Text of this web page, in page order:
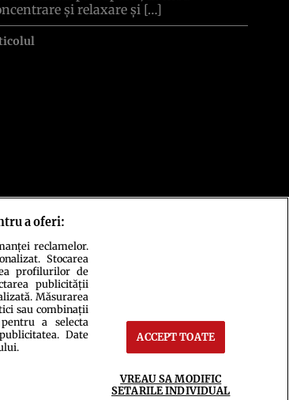
și relaxare și […]
a oferi:
reclamelor.
Stocarea
profilurilor de
publicității
Măsurarea
sau combinații
a selecta
Date
ACCEPT TOATE
VREAU SA MODIFIC
SETARILE INDIVIDUAL